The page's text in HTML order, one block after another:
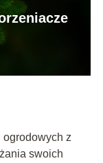
ogrodowych z
swoich